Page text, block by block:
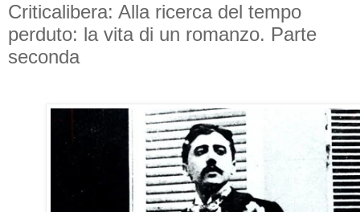
Criticalibera: Alla ricerca del tempo
perduto: la vita di un romanzo. Parte
seconda